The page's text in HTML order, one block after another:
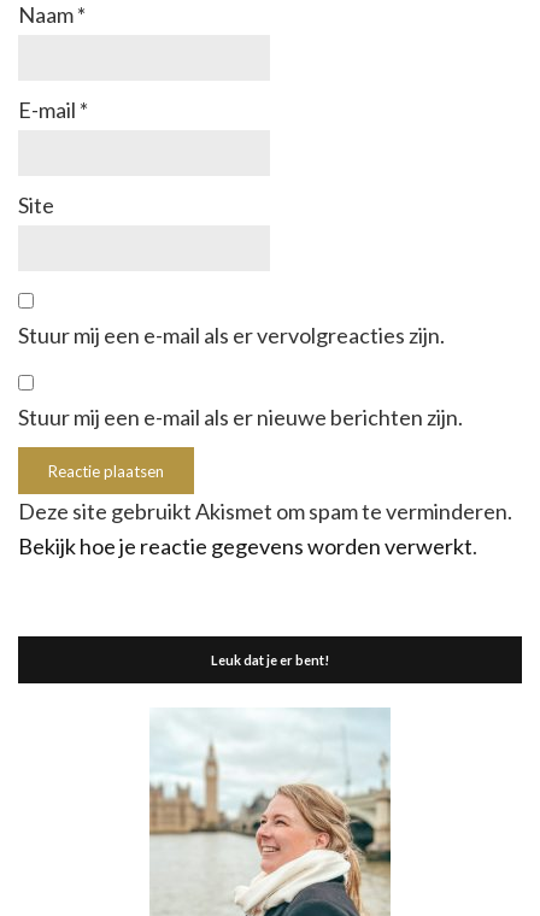
Naam*
E-mail *
Site
Stuur mij een e-mail als er vervolgreacties zijn.
Stuur mij een e-mail als er nieuwe berichten zijn.
Deze site gebruikt Akismet om spam te verminderen.
Bekijk hoe je reactie gegevens worden verwerkt.
Leuk dat je er bent!